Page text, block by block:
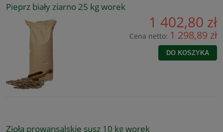
Pieprz biały ziarno 25 kg worek
1 402,80 zł
Cena netto: 1 298,89 zł
DO KOSZYKA
Zioła prowansalskie susz 10 kg worek